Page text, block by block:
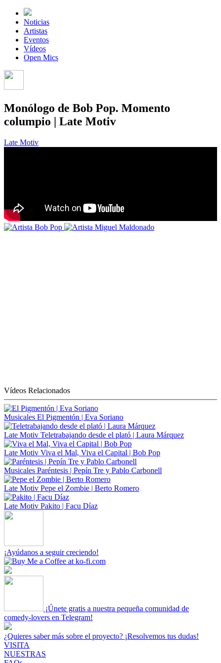
Noticias
Artistas
Eventos
Vídeos
Open Mics
Monólogo de Bob Pop. Momento
columpio | Late Motiv
Late Motiv
Vídeos Relacionados
Musicales El Pigmentón | Eva Soriano
Late Motiv Teletrabajando desde el plató | Laura Márquez
Late Motiv Viva el Mal, Viva el Capital | Bob Pop
Musicales Paréntesis | Pepín Tre y Pablo Carbonell
Late Motiv Pepe el Zombie | Berto Romero
Late Motiv Pakito | Facu Díaz
¡Ayúdanos a seguir creciendo!
¡Únete gratis a nuestra pequeña comunidad de
comedy-lovers en Telegram!
¿Quieres saber más sobre el proyecto? ¡Resolvemos tus dudas!
VISITA
NUESTRAS